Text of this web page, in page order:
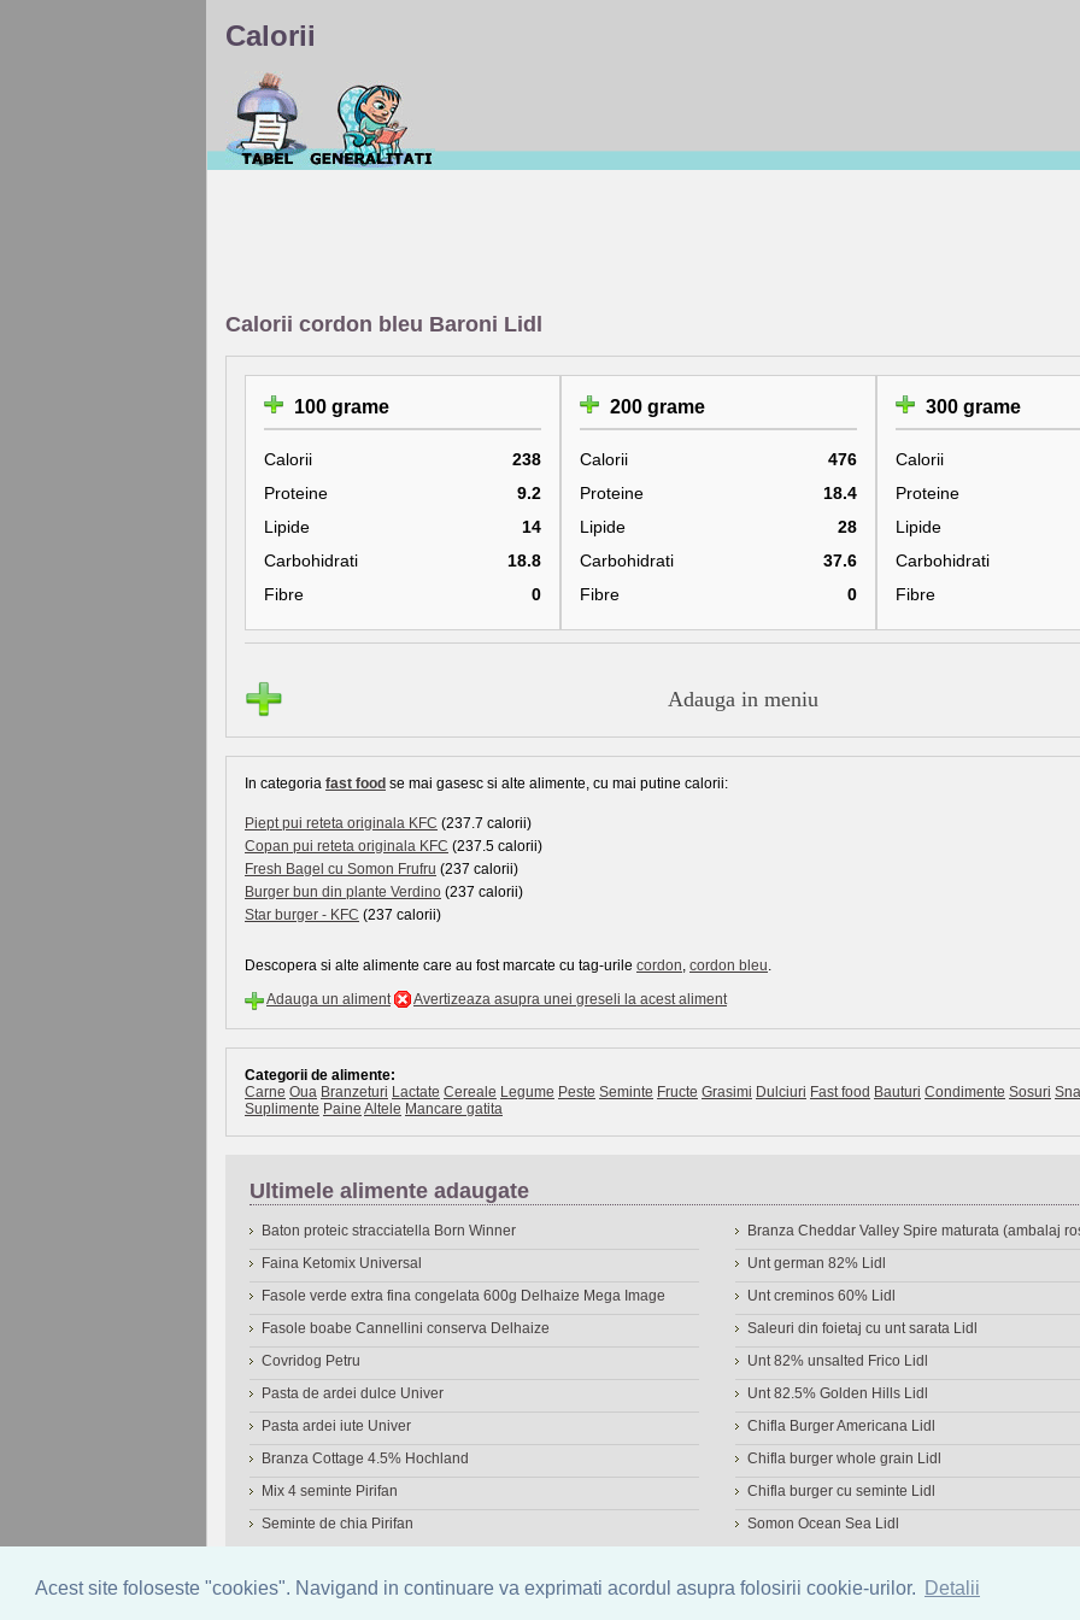
Acest site foloseste "cookies". Navigand in continuare va exprimati acordul asupra folosirii cookie-urilor. Detalii
Calorii
Calorii cordon bleu Baroni Lidl
100 grame
Calorii
238
Proteine
9.2
Lipide
14
Carbohidrati
18.8
Fibre
0
200 grame
Calorii
476
Proteine
18.4
Lipide
28
Carbohidrati
37.6
Fibre
0
300 grame
Calorii
Proteine
Lipide
Carbohidrati
Fibre
Adauga in meniu
In categoria fast food se mai gasesc si alte alimente, cu mai putine calorii:
Piept pui reteta originala KFC (237.7 calorii)
Copan pui reteta originala KFC (237.5 calorii)
Fresh Bagel cu Somon Frufru (237 calorii)
Burger bun din plante Verdino (237 calorii)
Star burger - KFC (237 calorii)
Descopera si alte alimente care au fost marcate cu tag-urile cordon, cordon bleu.
Adauga un aliment
Avertizeaza asupra unei greseli la acest aliment
Categorii de alimente:
Carne Oua Branzeturi Lactate Cereale Legume Peste Seminte Fructe Grasimi Dulciuri Fast food Bauturi Condimente Sosuri
Suplimente Paine Altele Mancare gatita
Ultimele alimente adaugate
Baton proteic stracciatella Born Winner
Faina Ketomix Universal
Fasole verde extra fina congelata 600g Delhaize Mega Image
Fasole boabe Cannellini conserva Delhaize
Covridog Petru
Pasta de ardei dulce Univer
Pasta ardei iute Univer
Branza Cottage 4.5% Hochland
Mix 4 seminte Pirifan
Seminte de chia Pirifan
Branza Cheddar Valley Spire maturata (ambalaj
Unt german 82% Lidl
Unt creminos 60% Lidl
Saleuri din foietaj cu unt sarata Lidl
Unt 82% unsalted Frico Lidl
Unt 82.5% Golden Hills Lidl
Chifla Burger Americana Lidl
Chifla burger whole grain Lidl
Chifla burger cu seminte Lidl
Somon Ocean Sea Lidl
© 2006-2026 OneDen.com|Cautare avansata de alimente | Calculator calorii| Calorii consumate|IMC